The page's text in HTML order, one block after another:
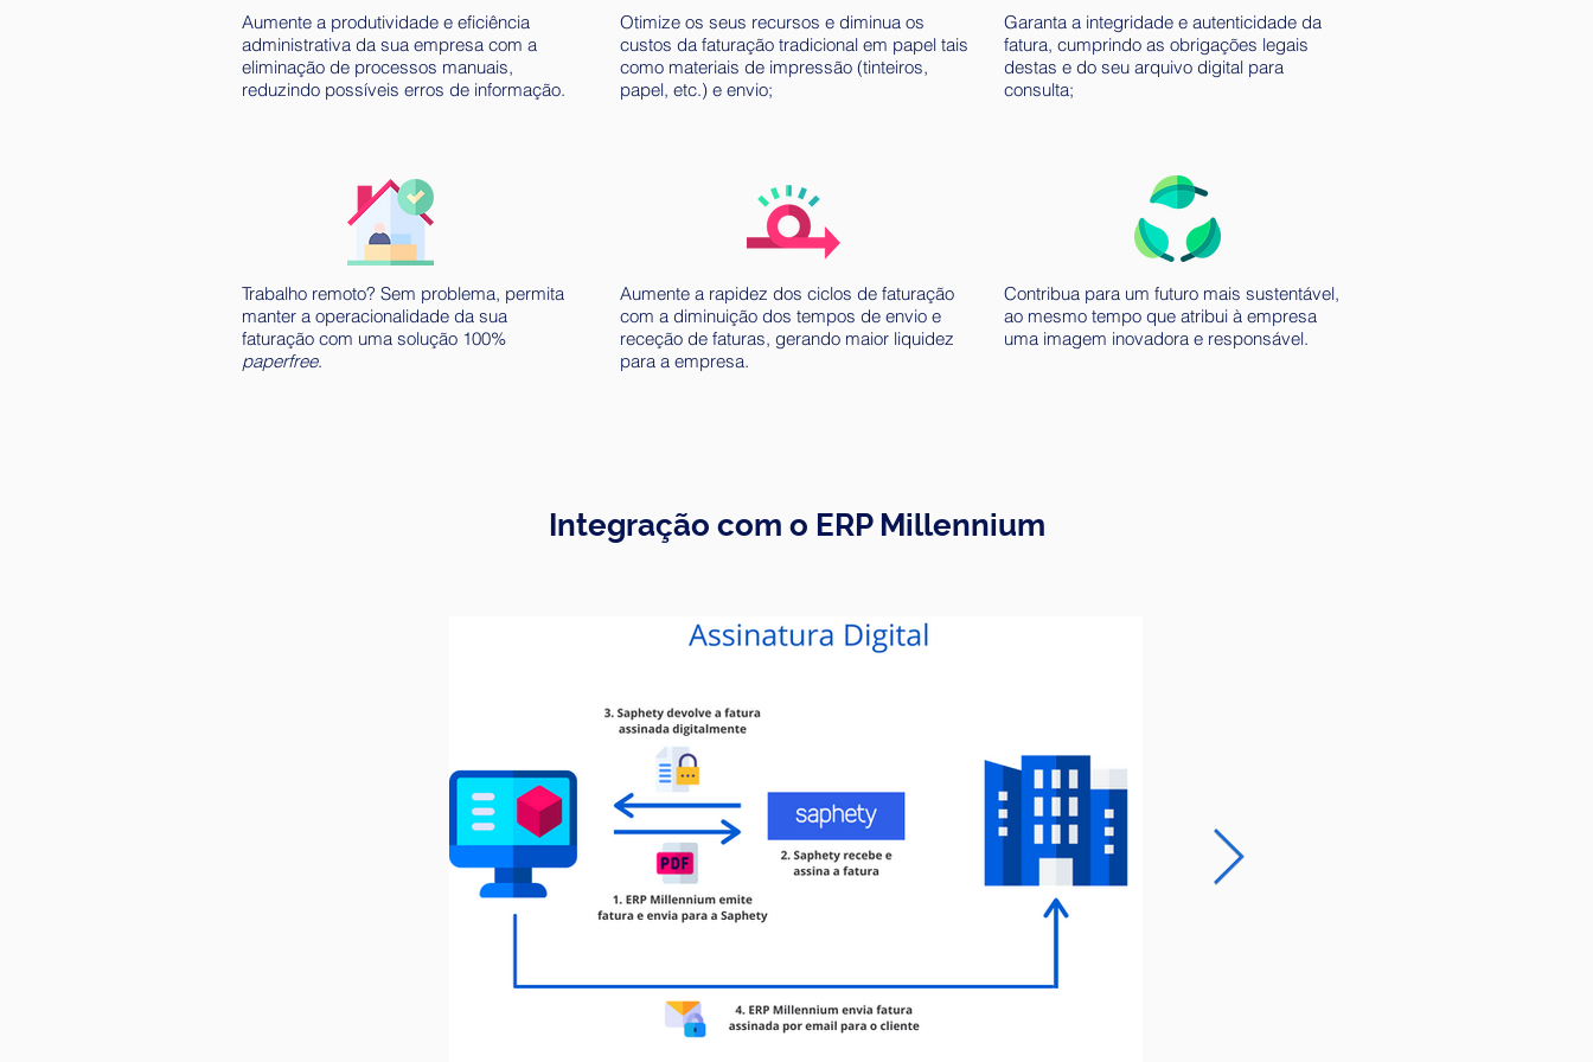
Aumente a produtividade e eficiência
administrativa da sua empresa com a
eliminação de processos manuais,
reduzindo possíveis erros de informação.
Trabalho remoto? Sem problema, permita
manter a operacionalidade da sua
faturação com uma solução 100%
paperfree.
Otimize os seus recursos e diminua os
custos da faturação tradicional em papel tais
como materiais de impressão (tinteiros,
papel, etc.) e envio;
Aumente a rapidez dos ciclos de faturação
com a diminuição dos tempos de envio e
receção de faturas, gerando maior liquidez
para a empresa.
Garanta a integridade e autenticidade da
fatura, cumprindo as obrigações legais
destas e do seu arquivo digital para
consulta;
Contribua para um futuro mais sustentável,
ao mesmo tempo que atribui à empresa
uma imagem inovadora e responsável.
Integração com o ERP Millennium